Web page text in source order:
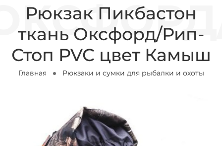
Рюкзак Пикбастон
ткань Оксфорд/Рип-
Стоп PVC цвет Камыш
Главная Рюкзаки и сумки для рыбалки и охоты